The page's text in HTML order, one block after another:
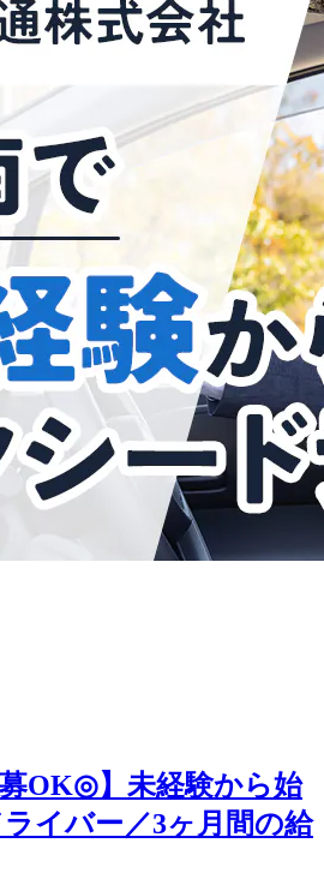
募OK◎】未経験から始
イバー／3ヶ月間の給